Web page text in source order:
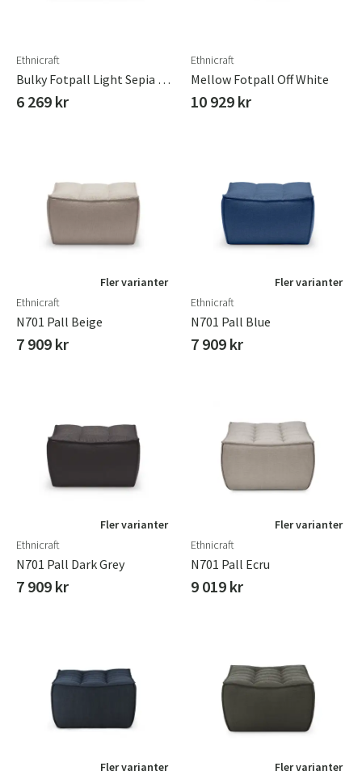
Suomi
Ethnicraft
Bulky Fotpall Light Sepia 80x60 Cm
6 269 kr
Ethnicraft
Mellow Fotpall Off White
10 929 kr
Fler varianter
Ethnicraft
N701 Pall Beige
7 909 kr
Fler varianter
Ethnicraft
N701 Pall Blue
7 909 kr
Fler varianter
Ethnicraft
N701 Pall Dark Grey
7 909 kr
Fler varianter
Ethnicraft
N701 Pall Ecru
9 019 kr
Fler varianter
Fler varianter